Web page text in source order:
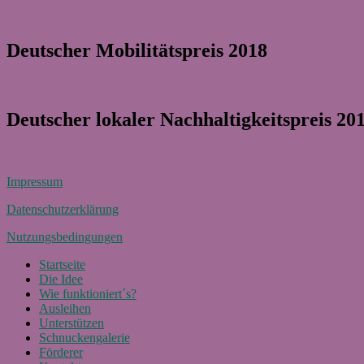
Deutscher Mobilitätspreis 2018
Deutscher lokaler Nachhaltigkeitspreis
Impressum
Datenschutzerklärung
Nutzungsbedingungen
Startseite
Die Idee
Wie funktioniert´s?
Ausleihen
Unterstützen
Schnuckengalerie
Förderer